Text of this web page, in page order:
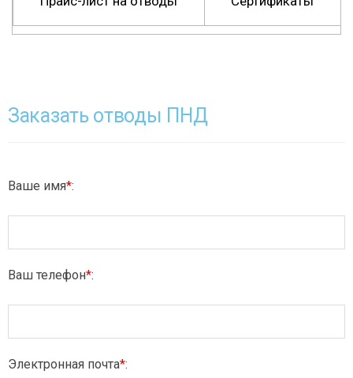
Заказать отводы ПНД
Ваше имя*:
Ваш телефон*:
Электронная почта*: